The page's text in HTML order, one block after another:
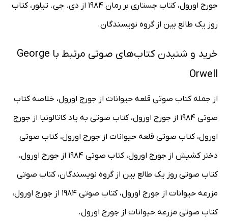
جورج اورول، کتاب جستاری بر رمان 1984 از دی. جی. تیلور، کتاب
روز یک طالع بین از گروه نویسندگان.
خرید و شنیدن کتاب‌های صوتی مرتبط با George
Orwell
از جمله کتاب صوتی قلعه حیوانات از جورج اورول، خلاصه کتاب
صوتی 1984 از جورج اورول، کتاب صوتی به یاد کاتالونیا از جورج
اورول، کتاب صوتی قلعه حیوانات از جورج اورول، کتاب صوتی
دختر کشیش از جورج اورول، کتاب صوتی 1984 از جورج اورول،
کتاب صوتی روز یک طالع بین از گروه نویسندگان، کتاب صوتی
مزرعه حیوانات از جورج اورول، کتاب صوتی 1984 از جورج اورول،
کتاب صوتی مزرعه حیوانات از جورج اورول.